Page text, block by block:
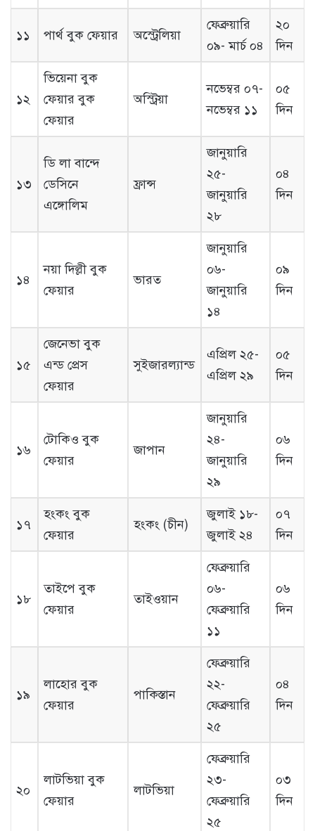
১১ পার্থ বুক ফেয়ার অস্ট্রেলিয়া
ফেব্রুয়ারি
০৯- মার্চ ০৪
২০
দিন
১২
ভিয়েনা বুক
ফেয়ার বুক
ফেয়ার
অস্ট্রিয়া
নভেম্বর ০৭-
নভেম্বর ১১
০৫
দিন
১৩
ডি লা বান্দে
ডেসিনে
এঙ্গোলিম
ফ্রান্স
জানুয়ারি
২৫-
জানুয়ারি
২৮
০৪
দিন
১৪
নয়া দিল্লী বুক
ফেয়ার
ভারত
জানুয়ারি
০৬-
জানুয়ারি
১৪
০৯
দিন
১৫
জেনেভা বুক
এন্ড প্রেস
ফেয়ার
সুইজারল্যান্ড
এপ্রিল ২৫-
এপ্রিল ২৯
০৫
দিন
১৬
টোকিও বুক
ফেয়ার
জাপান
জানুয়ারি
২৪-
জানুয়ারি
২৯
০৬
দিন
১৭
হংকং বুক
ফেয়ার
হংকং (চীন)
জুলাই ১৮-
জুলাই ২৪
০৭
দিন
১৮
তাইপে বুক
ফেয়ার
তাইওয়ান
ফেব্রুয়ারি
০৬-
ফেব্রুয়ারি
১১
০৬
দিন
১৯
লাহোর বুক
ফেয়ার
পাকিস্তান
ফেব্রুয়ারি
২২-
ফেব্রুয়ারি
২৫
০৪
দিন
২০
লাটভিয়া বুক
ফেয়ার
লাটভিয়া
ফেব্রুয়ারি
২৩-
ফেব্রুয়ারি
২৫
০৩
দিন